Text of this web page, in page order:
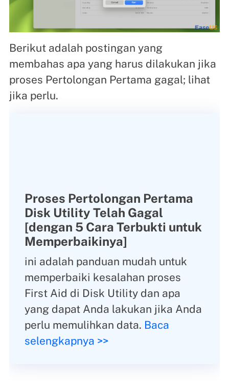
Berikut adalah postingan yang
membahas apa yang harus dilakukan jika
proses Pertolongan Pertama gagal; lihat
jika perlu.
Proses Pertolongan Pertama
Disk Utility Telah Gagal
[dengan 5 Cara Terbukti untuk
Memperbaikinya]
ini adalah panduan mudah untuk
memperbaiki kesalahan proses
First Aid di Disk Utility dan apa
yang dapat Anda lakukan jika Anda
perlu memulihkan data. Baca
selengkapnya >>